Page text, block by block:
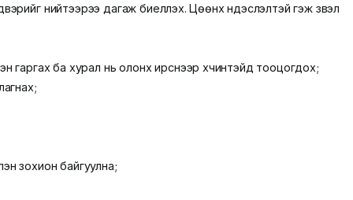
нийтээрээ дагаж биелүүлэх. Цөөнх үндэслэлтэй гэж үзвэл
гаргах ба хурал нь олонх ирснээр хүчинтэйд тооцогдох;
зохион байгуулна;